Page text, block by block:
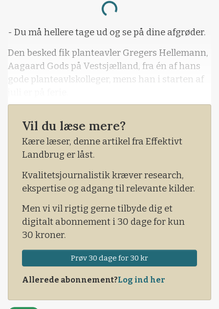
Loading...
- Du må hellere tage ud og se på dine afgrøder.
Den besked fik planteavler Gregers Hellemann,
Aagaard Gods på Vestsjælland, fra én af hans
gode planteavlskolleger, mens han i starten af
Storebælt og Tissø, er nemlig netop blevet ramt
af en meget slagkraftig haglbyge, der i et smalt
bælte har slået voldsomt ned over de
Vil du læse mere?
Kære læser, denne artikel fra Effektivt
Landbrug er låst.
Kvalitetsjournalistik kræver research,
ekspertise og adgang til relevante kilder.
Men vi vil rigtig gerne tilbyde dig et
digitalt abonnement i 30 dage for kun
30 kroner.
Prøv 30 dage for 30 kr
Allerede abonnement?Log ind her